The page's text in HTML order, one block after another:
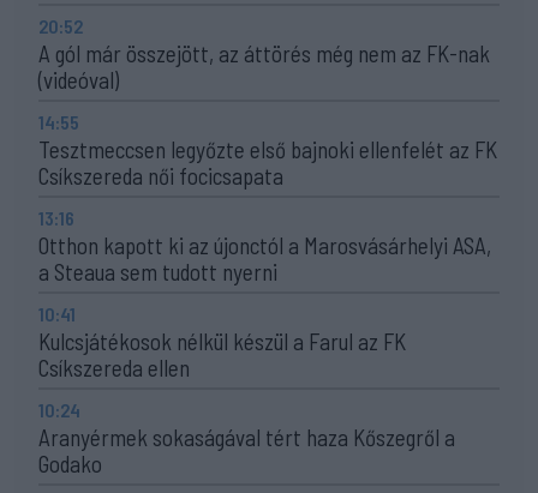
20:52
A gól már összejött, az áttörés még nem az FK-nak
(videóval)
14:55
Tesztmeccsen legyőzte első bajnoki ellenfelét az FK
Csíkszereda női focicsapata
13:16
Otthon kapott ki az újonctól a Marosvásárhelyi ASA,
a Steaua sem tudott nyerni
10:41
Kulcsjátékosok nélkül készül a Farul az FK
Csíkszereda ellen
10:24
Aranyérmek sokaságával tért haza Kőszegről a
Godako